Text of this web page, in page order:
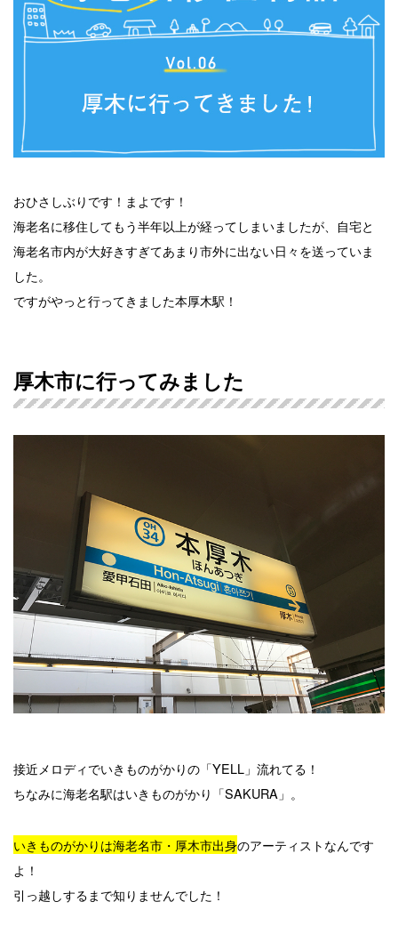
おひさしぶりです！まよです！
海老名に移住してもう半年以上が経ってしまいましたが、自宅と
海老名市内が大好きすぎてあまり市外に出ない日々を送っていま
した。
ですがやっと行ってきました本厚木駅！
厚木市に行ってみました
接近メロディでいきものがかりの「YELL」流れてる！
ちなみに海老名駅はいきものがかり「SAKURA」。
いきものがかりは海老名市・厚木市出身のアーティストなんです
よ！
引っ越しするまで知りませんでした！